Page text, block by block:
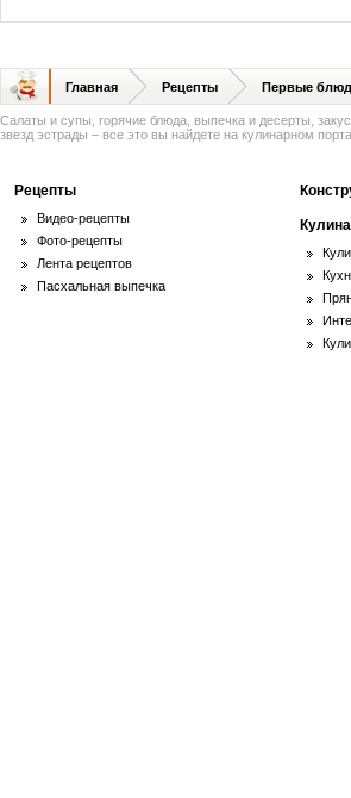
Главная Рецепты Первые
Салаты и супы, горячие блюда, выпечка и десерты,
звезд эстрады – все это вы найдете на кулинарном
Рецепты
Видео-рецепты
Фото-рецепты
Лента рецептов
Пасхальная выпечка